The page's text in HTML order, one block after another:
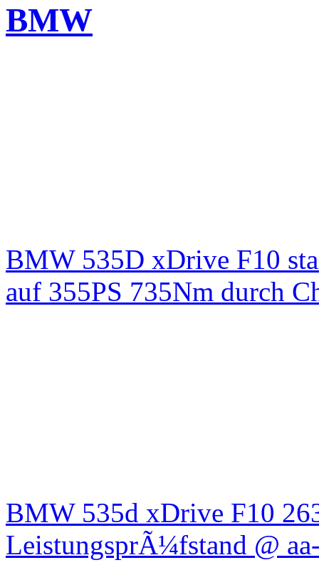
BMW
BMW 535D xDrive F10
auf 355PS 735Nm durch
BMW 535d xDrive F10
LeistungsprÃ¼fstand @